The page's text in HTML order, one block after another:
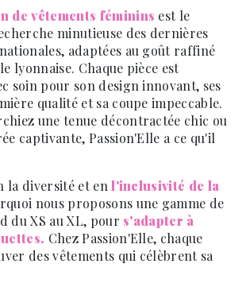
de vêtements féminins est le
minutieuse des dernières
adaptées au goût raffiné
lyonnaise. Chaque pièce est
soin pour son design innovant, ses
qualité et sa coupe impeccable.
une tenue décontractée chic ou
captivante, Passion'Elle a ce qu'il
la diversité et en l'inclusivité de la
nous proposons une gamme de
du XS au XL, pour s'adapter à
Chez Passion'Elle, chaque
des vêtements qui célèbrent sa